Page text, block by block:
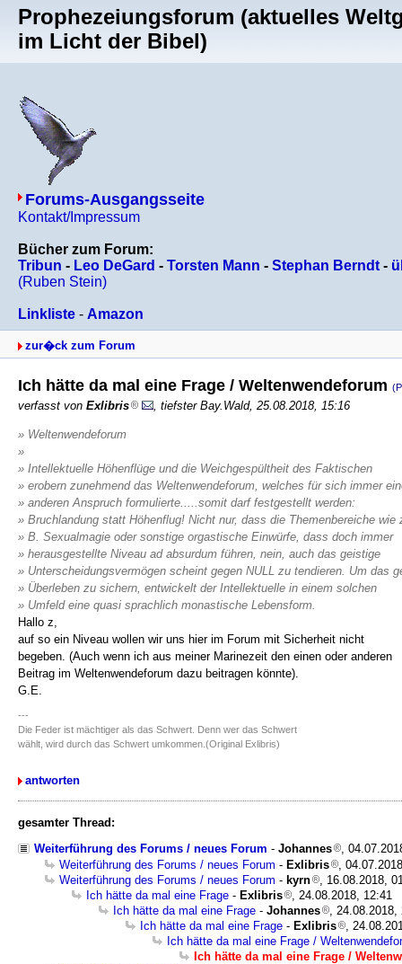
Prophezeiungsforum (aktuelles
im Licht der Bibel)
Forums-Ausgangsseite
Kontakt/Impressum
Bücher zum Forum:
Tribun - Leo DeGard - Torsten Mann - Stephan Berndt -
(Ruben Stein)
Linkliste - Amazon
zur�ck zum Forum
Ich hätte da mal eine Frage / Weltenwendeforum
verfasst von Exlibris , tiefster Bay.Wald, 25.08.2018, 15:16
» Weltenwendeforum
»
» Intellektuelle Höhenflüge und die Weichgespültheit des Faktischen
» erobern zunehmend das Weltenwendeforum, welches für sich immer
» anderen Anspruch formulierte.....somit darf festgestellt werden:
» Bruchlandung statt Höhenflug! Nicht nur, dass die Themenbereiche wie
» B. Sexualmagie oder sonstige orgastische Einwürfe, dass doch immer
» herausgestellte Niveau ad absurdum führen, nein, auch das geistige
» Unterscheidungsvermögen scheint gegen NULL zu tendieren. Um das
» Überleben zu sichern, entwickelt der Intellektuelle in einem solchen
» Umfeld eine quasi sprachlich monastische Lebensform.
Hallo z,
auf so ein Niveau wollen wir uns hier im Forum mit Sicherheit nicht
begeben. (Auch wenn ich aus meiner Marinezeit den einen oder anderen
Beitrag im Weltenwendeforum dazu beitragen könnte).
G.E.
---
Die Feder ist mächtiger als das Schwert. Denn wer das Schwert
wählt, wird durch das Schwert umkommen.(Original Exlibris)
antworten
gesamter Thread:
Weiterführung des Forums / neues Forum - Johannes
,
Weiterführung des Forums / neues Forum - Exlibris
,
Weiterführung des Forums / neues Forum - kyrn
, 16.08.2018,
Ich hätte da mal eine Frage - Exlibris
, 24.08.2018, 12:41
Ich hätte da mal eine Frage - Johannes
, 24.08.2018,
Ich hätte da mal eine Frage - Exlibris
,
Ich hätte da mal eine Frage /
Ich hätte da mal eine Frage /